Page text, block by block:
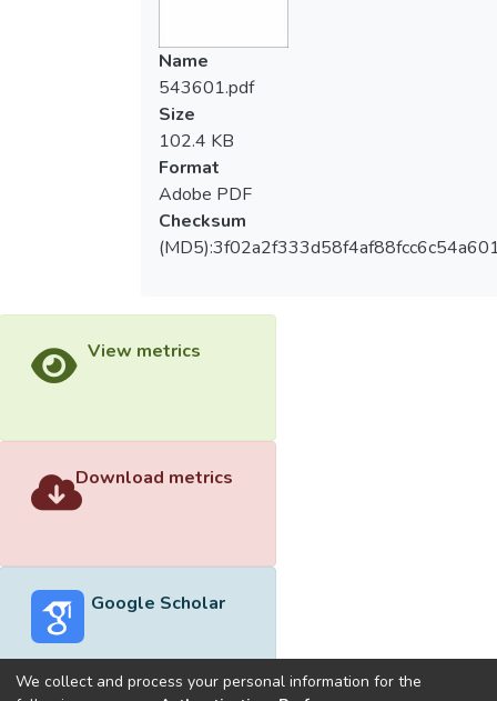
Name
543601.pdf
Size
102.4 KB
Format
Adobe PDF
Checksum
View metrics
Download metrics
Google Scholar
We collect and process your personal information for the